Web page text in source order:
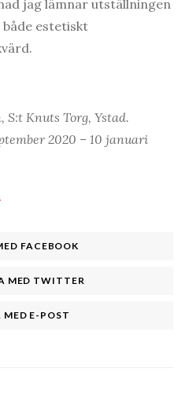
jag lämnar utställningen
estetiskt
S:t Knuts Torg, Ystad.
2020 – 10 januari
FACEBOOK
MED TWITTER
MED E-POST